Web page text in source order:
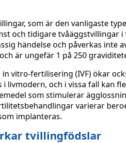
som är den vanligaste
och tidigare tvåäggstvillingar
händelse och påverkas inte
är ungefär 1 på 250
vitro-fertilisering (IVF) ökar
livmodern, och i vissa fall kan
som stimulerar
varierar
implanteras.
tvillingfödslar